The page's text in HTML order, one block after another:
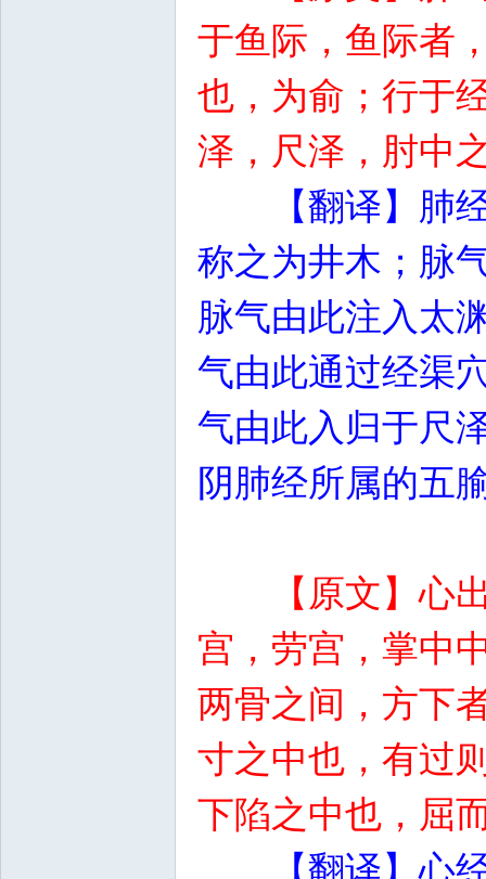
于鱼际，鱼际者
也，为俞；行于
泽，尺泽，肘中
【翻译】肺
称之为井木；脉
脉气由此注入太
气由此通过经渠
气由此入归于尺
阴肺经所属的五
【原文】心
宫，劳宫，掌中
两骨之间，方下
寸之中也，有过
下陷之中也，屈
【翻译】心